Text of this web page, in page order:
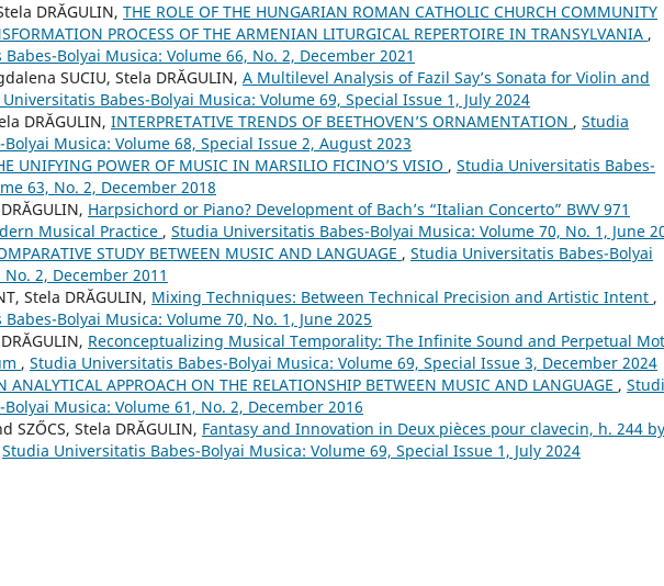
DRĂGULIN, THE ROLE OF THE HUNGARIAN ROMAN CATHOLIC CHURCH COMMUNITY
PROCESS OF THE ARMENIAN LITURGICAL REPERTOIRE IN TRANSYLVANIA ,
Bolyai Musica: Volume 66, No. 2, December 2021
SUCIU, Stela DRĂGULIN, A Multilevel Analysis of Fazil Say’s Sonata for Violin and
Babes-Bolyai Musica: Volume 69, Special Issue 1, July 2024
DRĂGULIN, INTERPRETATIVE TRENDS OF BEETHOVEN’S ORNAMENTATION , Studia
Musica: Volume 68, Special Issue 2, August 2023
UNIFYING POWER OF MUSIC IN MARSILIO FICINO’S VISIO , Studia Universitatis Babes-
63, No. 2, December 2018
Harpsichord or Piano? Development of Bach’s “Italian Concerto” BWV 971
Musical Practice , Studia Universitatis Babes-Bolyai Musica: Volume 70, No. 1, June
STUDY BETWEEN MUSIC AND LANGUAGE , Studia Universitatis Babes-Bolyai
2, December 2011
Stela DRĂGULIN, Mixing Techniques: Between Technical Precision and Artistic Intent ,
Bolyai Musica: Volume 70, No. 1, June 2025
Reconceptualizing Musical Temporality: The Infinite Sound and Perpetual
, Studia Universitatis Babes-Bolyai Musica: Volume 69, Special Issue 3, December 2024
ANALYTICAL APPROACH ON THE RELATIONSHIP BETWEEN MUSIC AND LANGUAGE ,
Musica: Volume 61, No. 2, December 2016
SZŐCS, Stela DRĂGULIN, Fantasy and Innovation in Deux pièces pour clavecin, h. 244 by
Studia Universitatis Babes-Bolyai Musica: Volume 69, Special Issue 1, July 2024